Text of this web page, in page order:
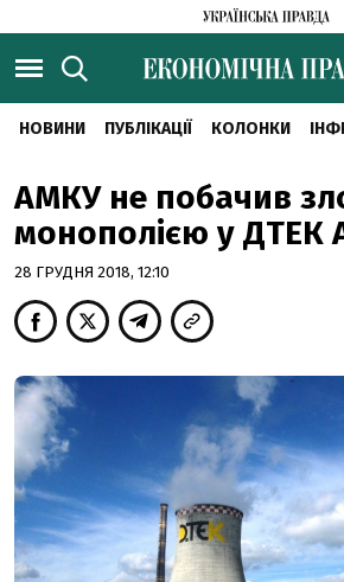
НОВИНИ ПУБЛІКАЦІЇ КОЛОНКИ
АМКУ не побачив
монополією у ДТЕК
28 ГРУДНЯ 2018, 12:10